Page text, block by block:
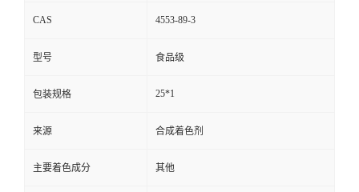
CAS 4553-89-3
型号 食品级
包装规格 25*1
来源 合成着色剂
主要着色成分 其他